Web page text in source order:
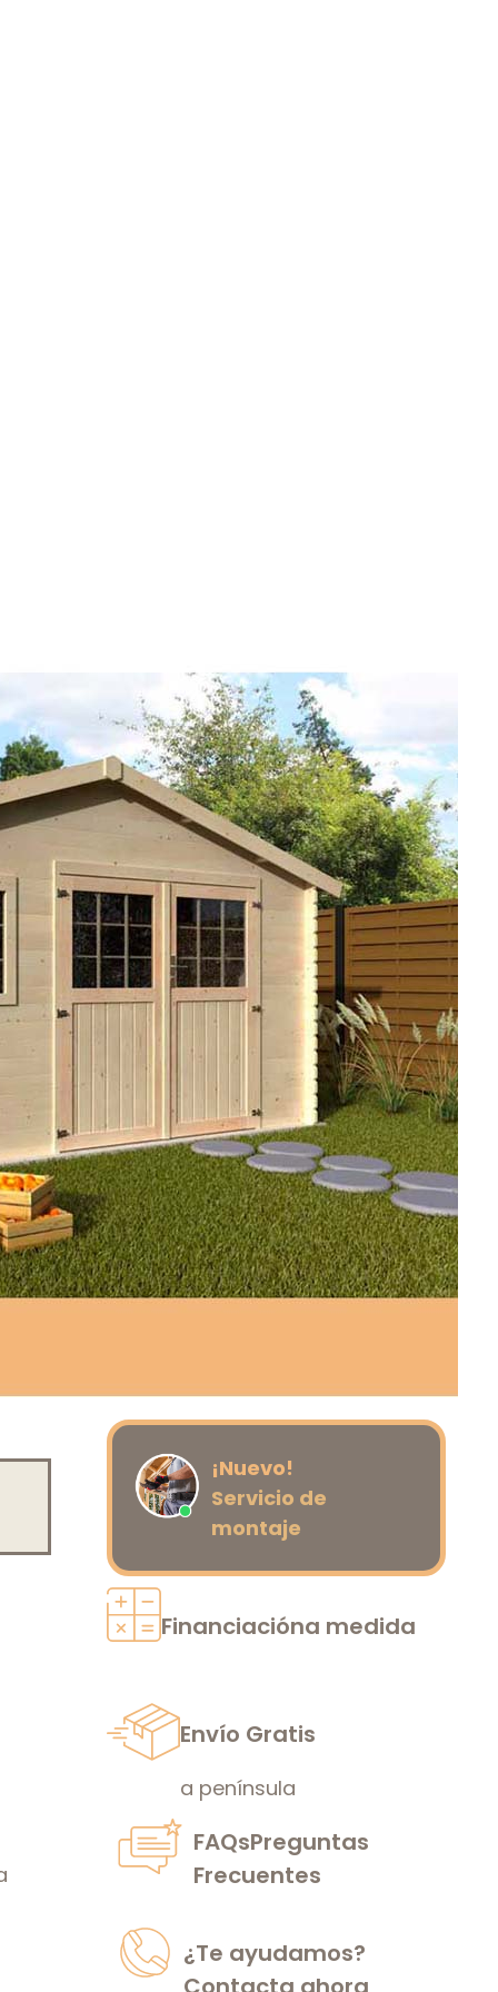
¡Nuevo!
Servicio de
montaje
Financiacióna medida
Envío Gratis
a península
FAQsPreguntas
Frecuentes
¿Te ayudamos?